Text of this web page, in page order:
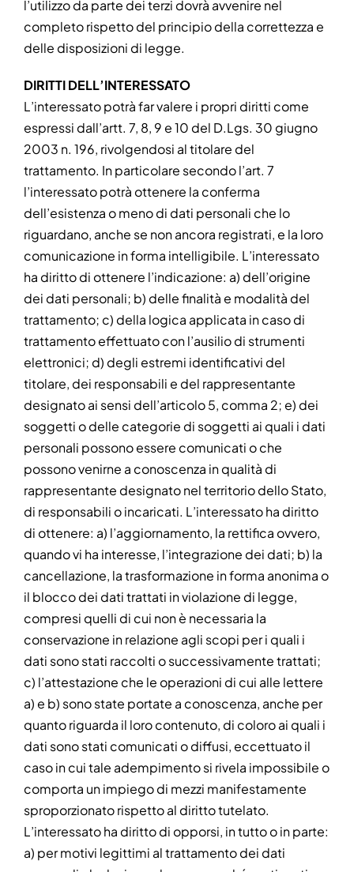
l’utilizzo da parte dei terzi dovrà avvenire nel
completo rispetto del principio della correttezza e
delle disposizioni di legge.
DIRITTI DELL’INTERESSATO
L’interessato potrà far valere i propri diritti come
espressi dall’artt. 7, 8, 9 e 10 del D.Lgs. 30 giugno
2003 n. 196, rivolgendosi al titolare del
trattamento. In particolare secondo l’art. 7
l’interessato potrà ottenere la conferma
dell’esistenza o meno di dati personali che lo
riguardano, anche se non ancora registrati, e la loro
comunicazione in forma intelligibile. L’interessato
ha diritto di ottenere l’indicazione: a) dell’origine
dei dati personali; b) delle finalità e modalità del
trattamento; c) della logica applicata in caso di
trattamento effettuato con l’ausilio di strumenti
elettronici; d) degli estremi identificativi del
titolare, dei responsabili e del rappresentante
designato ai sensi dell’articolo 5, comma 2; e) dei
soggetti o delle categorie di soggetti ai quali i dati
personali possono essere comunicati o che
possono venirne a conoscenza in qualità di
rappresentante designato nel territorio dello Stato,
di responsabili o incaricati. L’interessato ha diritto
di ottenere: a) l’aggiornamento, la rettifica ovvero,
quando vi ha interesse, l’integrazione dei dati; b) la
cancellazione, la trasformazione in forma anonima o
il blocco dei dati trattati in violazione di legge,
compresi quelli di cui non è necessaria la
conservazione in relazione agli scopi per i quali i
dati sono stati raccolti o successivamente trattati;
c) l’attestazione che le operazioni di cui alle lettere
a) e b) sono state portate a conoscenza, anche per
quanto riguarda il loro contenuto, di coloro ai quali i
dati sono stati comunicati o diffusi, eccettuato il
caso in cui tale adempimento si rivela impossibile o
comporta un impiego di mezzi manifestamente
sproporzionato rispetto al diritto tutelato.
L’interessato ha diritto di opporsi, in tutto o in parte:
a) per motivi legittimi al trattamento dei dati